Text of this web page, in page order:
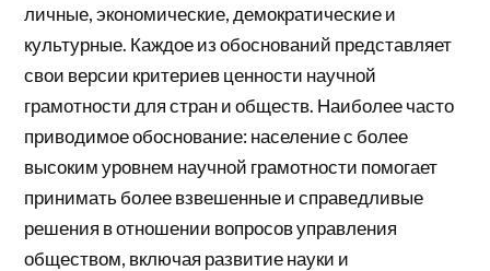
личные, экономические, демократические и
культурные. Каждое из обоснований представляет
свои версии критериев ценности научной
грамотности для стран и обществ. Наиболее часто
приводимое обоснование: население с более
высоким уровнем научной грамотности помогает
принимать более взвешенные и справедливые
решения в отношении вопросов управления
обществом, включая развитие науки и